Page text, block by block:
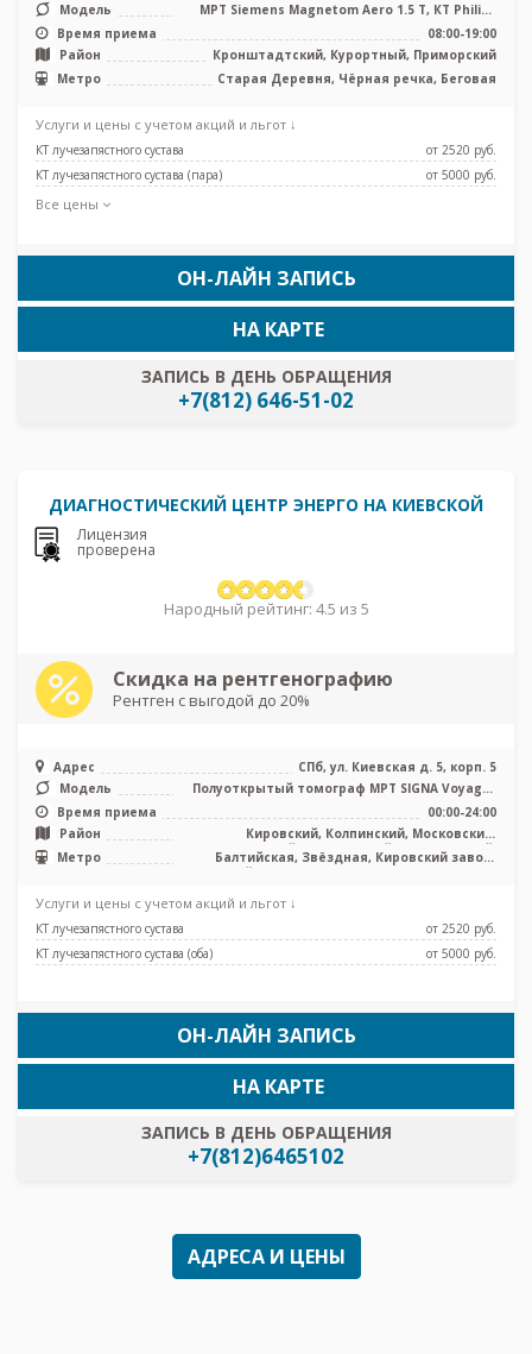
Модель
МРТ Siemens Magnetom Aero 1.5 Т, КТ Philips
Ingenuity Elite 128 срезов ...
Время приема
08:00-19:00
Район
Кронштадтский, Курортный, Приморский
Метро
Старая Деревня, Чёрная речка, Беговая
Услуги и цены с учетом акций и льгот ↓
КТ лучезапястного сустава
от 2520 pуб.
КТ лучезапястного сустава (пара)
от 5000 pуб.
Все цены
ОН-ЛАЙН ЗАПИСЬ
ЗАПИСЬ В ДЕНЬ ОБРАЩЕНИЯ
+7(812) 646-51-02
НА КАРТЕ
ДИАГНОСТИЧЕСКИЙ ЦЕНТР ЭНЕРГО НА КИЕВСКОЙ
Лицензия
проверена
Народный рейтинг: 4.5 из 5
Скидка на рентгенографию
Рентген с выгодой до 20%
Адрес
СПб, ул. Киевская д. 5, корп. 5
Модель
Полуоткрытый томограф МРТ SIGNA Voyager
Время приема
00:00-24:00
Район
Кировский, Колпинский, Московский,
Пушкинский, Фрунзенский, Центральный,
Адмиралтейский, Лен. область
Метро
Балтийская, Звёздная, Кировский завод,
Ленинский проспект, Московская, Московские
Технологический институт, Фрунзенская,
Броневая, Боровая, Каретная, Заставская
Услуги и цены с учетом акций и льгот ↓
КТ лучезапястного сустава
от 2520 pуб.
КТ лучезапястного сустава (оба)
от 5000 pуб.
ОН-ЛАЙН ЗАПИСЬ
ЗАПИСЬ В ДЕНЬ ОБРАЩЕНИЯ
+7(812)6465102
НА КАРТЕ
АДРЕСА И ЦЕНЫ